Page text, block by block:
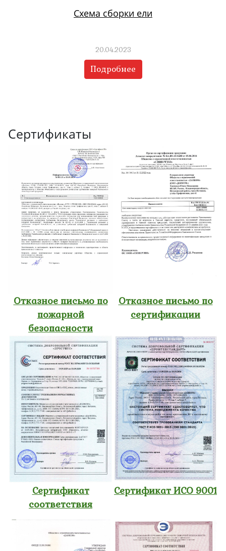
Схема сборки ели
20.04.2023
Подробнее
Сертификаты
Отказное письмо по
пожарной
безопасности
Отказное письмо по
сертификации
Сертификат
соответствия
Сертификат ИСО 9001